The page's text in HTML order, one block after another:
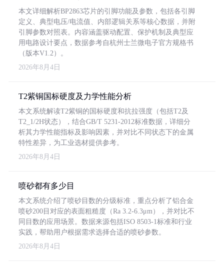
本文详细解析BP2863芯片的引脚功能及参数，包括各引脚
定义、典型电压/电流值、内部逻辑关系等核心数据，并附
引脚参数对照表。内容涵盖驱动配置、保护机制及典型应
用电路设计要点，数据参考自杭州士兰微电子官方规格书
（版本V1.2）。
2026年8月4日
T2紫铜国标硬度及力学性能分析
本文系统解读T2紫铜的国标硬度和抗拉强度（包括T2及
T2_1/2H状态），结合GB/T 5231-2012标准数据，详细分
析其力学性能指标及影响因素，并对比不同状态下的金属
特性差异，为工业选材提供参考。
2026年8月4日
喷砂都有多少目
本文系统介绍了喷砂目数的分级标准，重点分析了铝合金
喷砂200目对应的表面粗糙度（Ra 3.2-6.3μm），并对比不
同目数的应用场景。数据来源包括ISO 8503-1标准和行业
实践，帮助用户根据需求选择合适的喷砂参数。
2026年8月4日